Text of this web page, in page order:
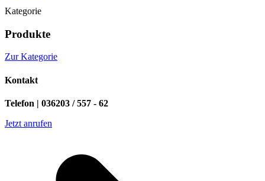
Kategorie
Produkte
Zur Kategorie
Kontakt
Telefon | 036203 / 557 - 62
Jetzt anrufen